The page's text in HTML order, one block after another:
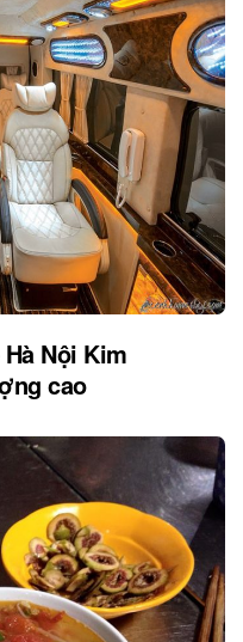
Nội Kim
cao